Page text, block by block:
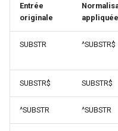
Entrée
originale
appliquée
SUBSTR ^SUBSTR$
SUBSTR$ SUBSTR$
^SUBSTR ^SUBSTR